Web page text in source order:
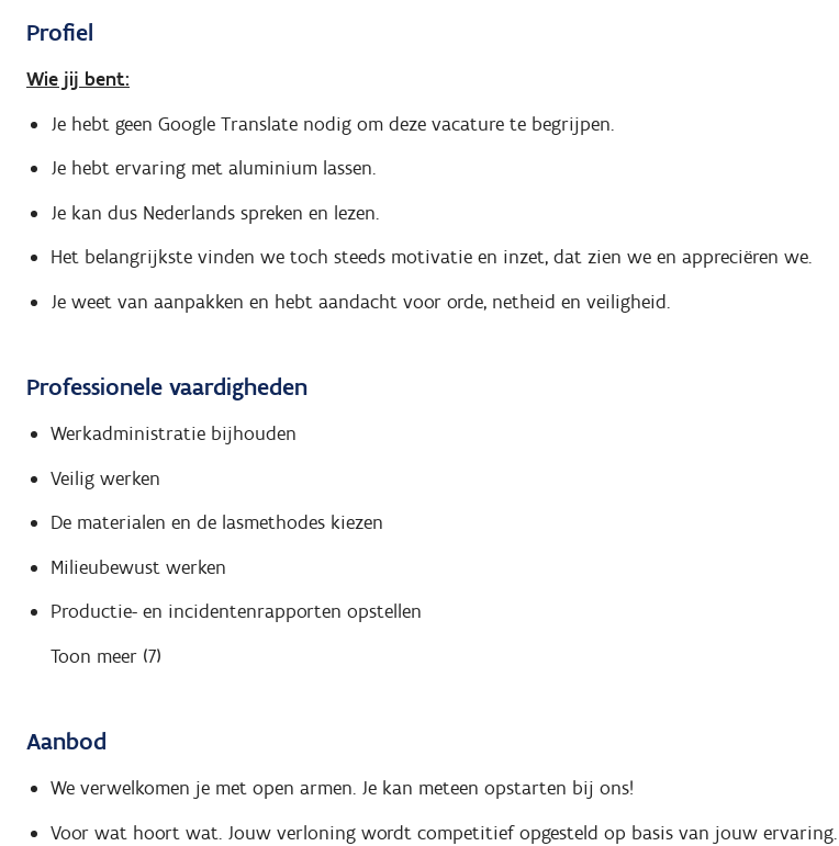
Profiel
Wie jij bent:
Je hebt geen Google Translate nodig om deze vacature te begrijpen.
Je hebt ervaring met aluminium lassen.
Je kan dus Nederlands spreken en lezen.
Het belangrijkste vinden we toch steeds motivatie en inzet, dat zien we en appreciëren we.
Je weet van aanpakken en hebt aandacht voor orde, netheid en veiligheid.
Professionele vaardigheden
Werkadministratie bijhouden
Veilig werken
De materialen en de lasmethodes kiezen
Milieubewust werken
Productie- en incidentenrapporten opstellen
Toon meer (7)
Aanbod
We verwelkomen je met open armen. Je kan meteen opstarten bij ons!
Voor wat hoort wat. Jouw verloning wordt competitief opgesteld op basis van jouw ervaring.